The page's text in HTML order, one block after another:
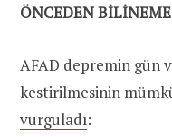
ÖNCEDEN
AFAD depremin gün
kestirilmesinin
vurguladı: